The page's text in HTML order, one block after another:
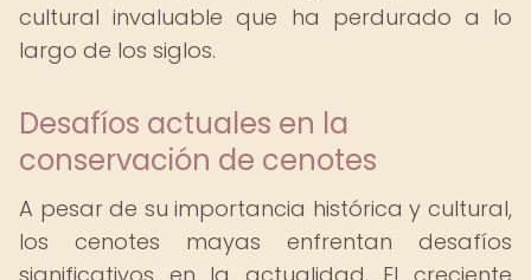
cultural invaluable que ha perdurado a lo
largo de los siglos.
Desafíos actuales en la
conservación de cenotes
A pesar de su importancia histórica y cultural,
los cenotes mayas enfrentan desafíos